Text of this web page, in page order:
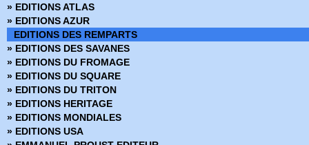
› Mandrake - Mondes mysterieux - 62
› Mandrake - Mondes mysterieux - 63
› Mandrake - Mondes mysterieux - 64
› Mandrake - Mondes mysterieux - 65
› Mandrake - Mondes mysterieux - 66
› Mandrake - Mondes mysterieux - 67
› Mandrake - Mondes mysterieux - 68
› Mandrake - Mondes mysterieux - 69
› Mandrake - Mondes mysterieux - 70
› Mandrake - Mondes mysterieux - 71
» EDITIONS ATLAS
» EDITIONS AZUR
EDITIONS DES REMPARTS
» EDITIONS DES SAVANES
» EDITIONS DU FROMAGE
» EDITIONS DU SQUARE
» EDITIONS DU TRITON
» EDITIONS HERITAGE
» EDITIONS MONDIALES
» EDITIONS USA